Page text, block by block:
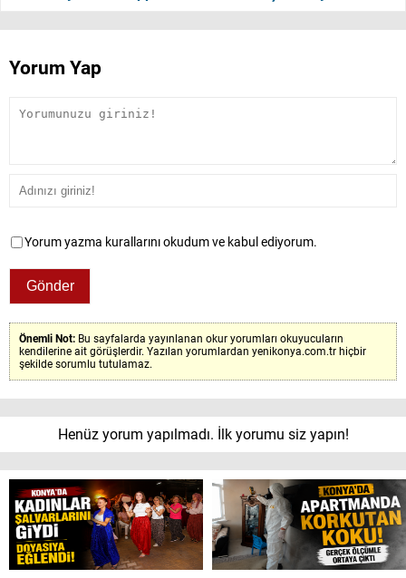
Yorum Yap
Yorum yazma kurallarını okudum ve kabul ediyorum.
Önemli Not: Bu sayfalarda yayınlanan okur yorumları okuyucuların
kendilerine ait görüşlerdir. Yazılan yorumlardan yenikonya.com.tr hiçbir
şekilde sorumlu tutulamaz.
Henüz yorum yapılmadı. İlk yorumu siz yapın!